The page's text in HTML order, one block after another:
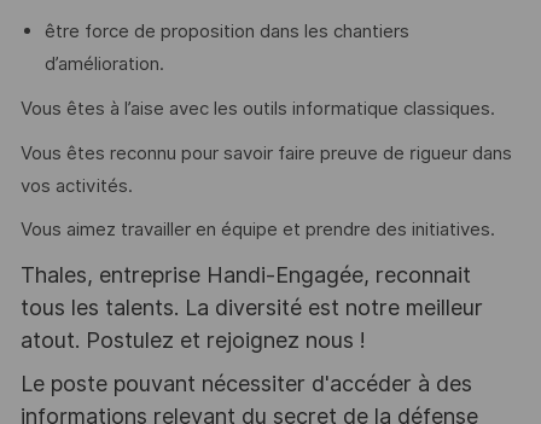
être force de proposition dans les chantiers
d’amélioration.
Vous êtes à l’aise avec les outils informatique classiques.
Vous êtes reconnu pour savoir faire preuve de rigueur dans
vos activités.
Vous aimez travailler en équipe et prendre des initiatives.
Thales, entreprise Handi-Engagée, reconnait
tous les talents. La diversité est notre meilleur
atout. Postulez et rejoignez nous !
Le poste pouvant nécessiter d'accéder à des
informations relevant du secret de la défense